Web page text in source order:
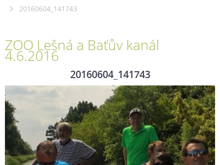
20160604_141743
ZOO Lešná a Baťův kanál
4.6.2016
20160604_141743